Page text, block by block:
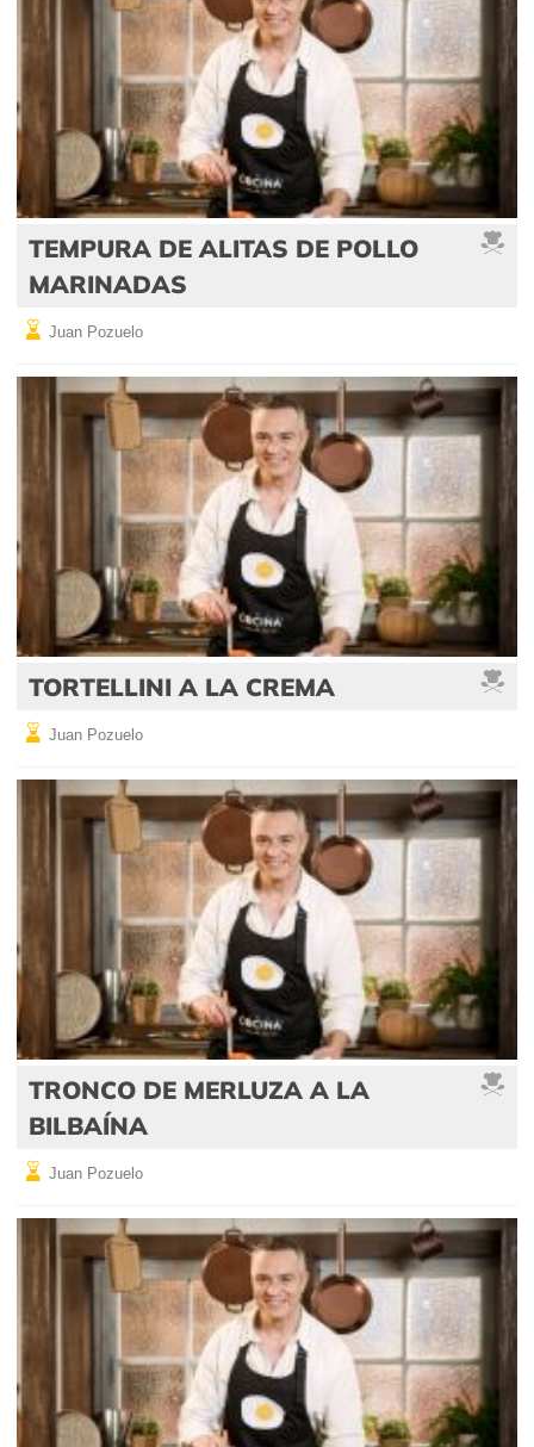
TEMPURA DE ALITAS DE POLLO
MARINADAS
Juan Pozuelo
TORTELLINI A LA CREMA
Juan Pozuelo
TRONCO DE MERLUZA A LA
BILBAÍNA
Juan Pozuelo